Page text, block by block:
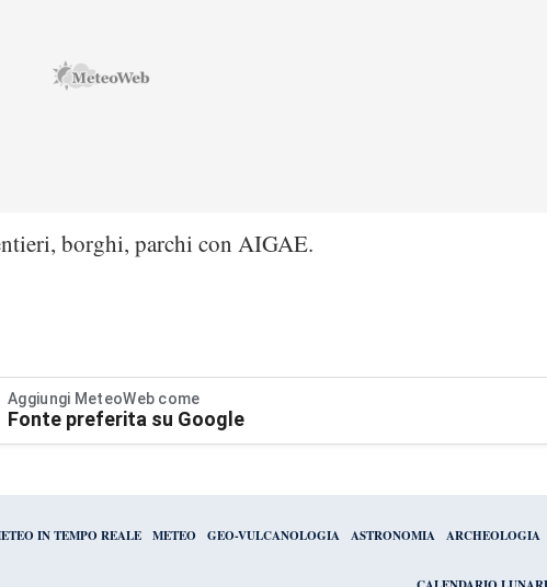
borghi, parchi con AIGAE.
Aggiungi MeteoWeb come
Fonte preferita su Google
IN TEMPO REALE METEO GEO-VULCANOLOGIA ASTRONOMIA ARCHEOLOGIA